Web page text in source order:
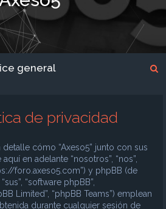
general
de privacidad
cómo “Axeso5” junto con sus
en adelante “nosotros”, “nos”,
foro.axeso5.com”) y phpBB (de
“software phpBB”,
Limited”, “phpBB Teams”) emplean
durante cualquier sesión de